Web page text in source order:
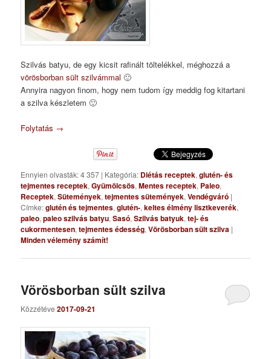
Szilvás batyu, de egy kicsit rafinált töltelékkel, méghozzá a
vörösborban sült szilvámmal 🙂
Annyira nagyon finom, hogy nem tudom így meddig fog kitartani
a szilva készletem 🙂
Folytatás →
Ennyien olvasták: 4 357 | Kategória: Diétás receptek,glutén- és
tejmentes receptek,Gyümölcsös,Mentes receptek, Paleo,
Receptek,Sütemények,tejmentes sütemények,Vendégváró |
Címke:glutén és tejmentes,glutén-,keltes élmény lisztkeverék,
paleo,paleo szilvás batyu,Sasó,Szilvás batyuk,tej- és
cukormentesen,tejmentes édesség,Vörösborban sült szilva |
Minden vélemény számít!
Vörösborban sült szilva
Közzétéve2017-09-21